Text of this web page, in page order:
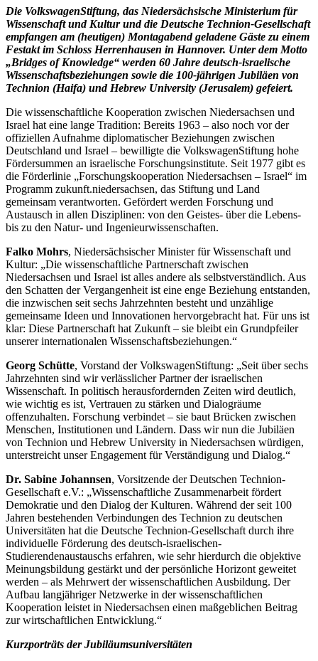
Die VolkswagenStiftung, das Niedersächsische Ministerium für
Wissenschaft und Kultur und die Deutsche Technion-Gesellschaft
empfangen am (heutigen) Montagabend geladene Gäste zu einem
Festakt im Schloss Herrenhausen in Hannover. Unter dem Motto
„Bridges of Knowledge“ werden 60 Jahre deutsch-israelische
Wissenschaftsbeziehungen sowie die 100-jährigen Jubiläen von
Technion (Haifa) und Hebrew University (Jerusalem) gefeiert.
Die wissenschaftliche Kooperation zwischen Niedersachsen und
Israel hat eine lange Tradition: Bereits 1963 – also noch vor der
offiziellen Aufnahme diplomatischer Beziehungen zwischen
Deutschland und Israel – bewilligte die VolkswagenStiftung hohe
Fördersummen an israelische Forschungsinstitute. Seit 1977 gibt es
die Förderlinie „Forschungskooperation Niedersachsen – Israel“ im
Programm zukunft.niedersachsen, das Stiftung und Land
gemeinsam verantworten. Gefördert werden Forschung und
Austausch in allen Disziplinen: von den Geistes- über die Lebens-
bis zu den Natur- und Ingenieurwissenschaften.
Falko Mohrs, Niedersächsischer Minister für Wissenschaft und
Kultur: „Die wissenschaftliche Partnerschaft zwischen
Niedersachsen und Israel ist alles andere als selbstverständlich. Aus
den Schatten der Vergangenheit ist eine enge Beziehung entstanden,
die inzwischen seit sechs Jahrzehnten besteht und unzählige
gemeinsame Ideen und Innovationen hervorgebracht hat. Für uns ist
klar: Diese Partnerschaft hat Zukunft – sie bleibt ein Grundpfeiler
unserer internationalen Wissenschaftsbeziehungen.“
Georg Schütte, Vorstand der VolkswagenStiftung: „Seit über sechs
Jahrzehnten sind wir verlässlicher Partner der israelischen
Wissenschaft. In politisch herausfordernden Zeiten wird deutlich,
wie wichtig es ist, Vertrauen zu stärken und Dialogräume
offenzuhalten. Forschung verbindet – sie baut Brücken zwischen
Menschen, Institutionen und Ländern. Dass wir nun die Jubiläen
von Technion und Hebrew University in Niedersachsen würdigen,
unterstreicht unser Engagement für Verständigung und Dialog.“
Dr. Sabine Johannsen, Vorsitzende der Deutschen Technion-
Gesellschaft e.V.: „Wissenschaftliche Zusammenarbeit fördert
Demokratie und den Dialog der Kulturen. Während der seit 100
Jahren bestehenden Verbindungen des Technion zu deutschen
Universitäten hat die Deutsche Technion-Gesellschaft durch ihre
individuelle Förderung des deutsch-israelischen-
Studierendenaustauschs erfahren, wie sehr hierdurch die objektive
Meinungsbildung gestärkt und der persönliche Horizont geweitet
werden – als Mehrwert der wissenschaftlichen Ausbildung. Der
Aufbau langjähriger Netzwerke in der wissenschaftlichen
Kooperation leistet in Niedersachsen einen maßgeblichen Beitrag
zur wirtschaftlichen Entwicklung.“
Kurzporträts der Jubiläumsuniversitäten